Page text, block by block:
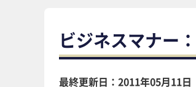
ビジネスマナー
最終更新日：2011年05月11日